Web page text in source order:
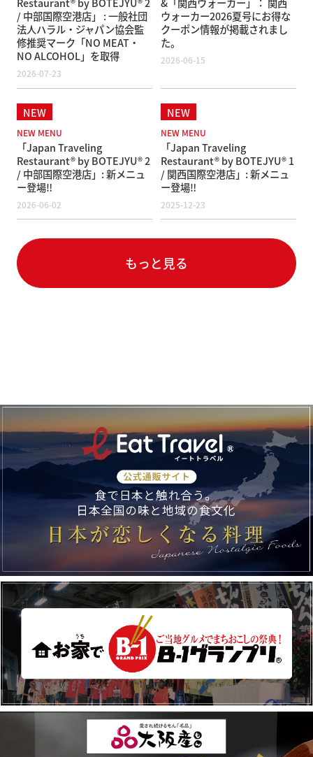
/ 中部国際空港店」 : 一般社団
法人ハラル・ジャパン協会監
修推奨マーク「NO MEAT・
NO ALCOHOL」を取得
2026-07-23
ウォーカー2026夏号にお得な
クーポン情報が掲載されまし
た。
2026-06-15
NEW MENU
「Japan Traveling
Restaurant® by BOTEJYU® 2
/ 中部国際空港店」: 新メニュ
ー登場‼️
2026-06-02
NEW MENU
「Japan Traveling
Restaurant® by BOTEJYU® 1
/ 関西国際空港店」: 新メニュ
ー登場‼️
2025-12-23
もっと見る